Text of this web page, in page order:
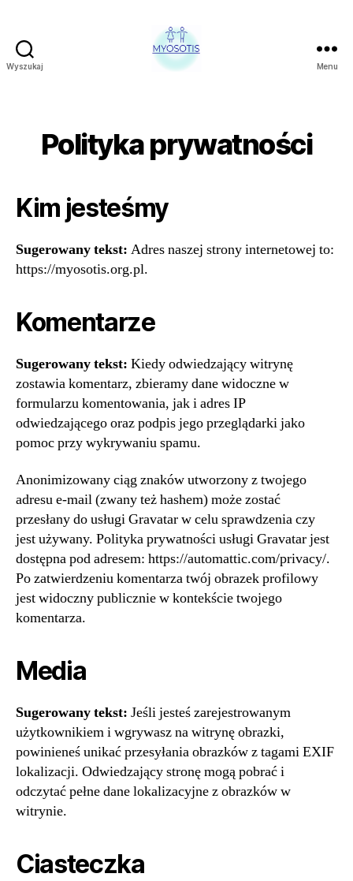
Wyszukaj
CZŁOWIEKA
W
Menu
Polityka prywatności
Kim jesteśmy
Sugerowany tekst: Adres naszej strony internetowej to:
https://myosotis.org.pl.
Komentarze
Sugerowany tekst: Kiedy odwiedzający witrynę
zostawia komentarz, zbieramy dane widoczne w
formularzu komentowania, jak i adres IP
odwiedzającego oraz podpis jego przeglądarki jako
pomoc przy wykrywaniu spamu.
Anonimizowany ciąg znaków utworzony z twojego
adresu e-mail (zwany też hashem) może zostać
przesłany do usługi Gravatar w celu sprawdzenia czy
jest używany. Polityka prywatności usługi Gravatar jest
dostępna pod adresem: https://automattic.com/privacy/.
Po zatwierdzeniu komentarza twój obrazek profilowy
jest widoczny publicznie w kontekście twojego
komentarza.
Media
Sugerowany tekst: Jeśli jesteś zarejestrowanym
użytkownikiem i wgrywasz na witrynę obrazki,
powinieneś unikać przesyłania obrazków z tagami EXIF
lokalizacji. Odwiedzający stronę mogą pobrać i
odczytać pełne dane lokalizacyjne z obrazków w
witrynie.
Ciasteczka